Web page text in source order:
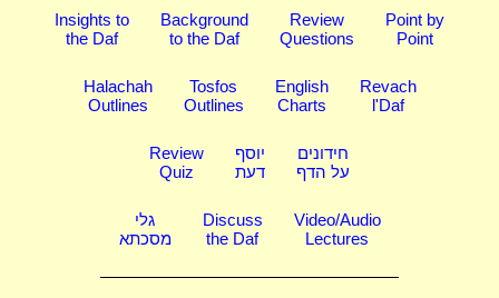
Insights to
the Daf
Background
to the Daf
Review
Questions
Point by
Point
Halachah
Outlines
Tosfos
Outlines
English
Charts
Revach
l'Daf
Review
Quiz
יוסף
דעת
חידונים
על הדף
גלי
מסכתא
Discuss
the Daf
Video/Audio
Lectures